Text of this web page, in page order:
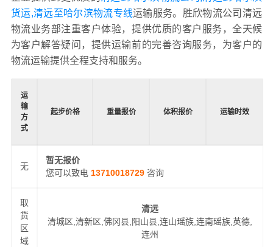
货运,清远至哈尔滨物流专线运输服务。胜欣物流公司清远
物流业务部注重客户体验，提供优质的客户服务，全天候
为客户解答疑问，提供运输前的完善咨询服务，为客户的
物流运输提供全程支持和服务。
运
输
方
式
起步价格 重量报价 体积报价 运输时效
无
暂无报价
您可以致电 13710018729 咨询
取
货
区
域
清远
清城区,清新区,佛冈县,阳山县,连山瑶族,连南瑶族,英德,
连州